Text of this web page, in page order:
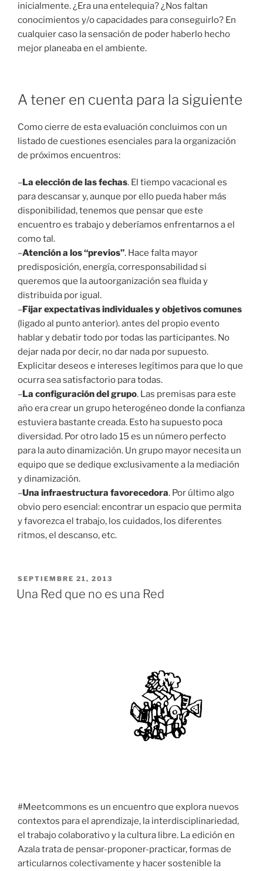
inicialmente. ¿Era una entelequia? ¿Nos faltan
conocimientos y/o capacidades para conseguirlo? En
cualquier caso la sensación de poder haberlo hecho
mejor planeaba en el ambiente.
A tener en cuenta para la siguiente
Como cierre de esta evaluación concluimos con un
listado de cuestiones esenciales para la organización
de próximos encuentros:
– La elección de las fechas. El tiempo vacacional es
para descansar y, aunque por ello pueda haber más
disponibilidad, tenemos que pensar que este
encuentro es trabajo y deberíamos enfrentarnos a el
como tal.
–Atención a los “previos”. Hace falta mayor
predisposición, energía, corresponsabilidad si
queremos que la autoorganización sea fluida y
distribuida por igual.
– Fijar expectativas individuales y objetivos comunes
(ligado al punto anterior). antes del propio evento
hablar y debatir todo por todas las participantes. No
dejar nada por decir, no dar nada por supuesto.
Explicitar deseos e intereses legítimos para que lo que
ocurra sea satisfactorio para todas.
– La configuración del grupo. Las premisas para este
año era crear un grupo heterogéneo donde la confianza
estuviera bastante creada. Esto ha supuesto poca
diversidad. Por otro lado 15 es un número perfecto
para la auto dinamización. Un grupo mayor necesita un
equipo que se dedique exclusivamente a la mediación
y dinamización.
–Una infraestructura favorecedora. Por último algo
obvio pero esencial: encontrar un espacio que permita
y favorezca el trabajo, los cuidados, los diferentes
ritmos, el descanso, etc.
PUBLICADO
EL
SEPTIEMBRE 21, 2013
Una Red que no es una Red
#Meetcommons es un encuentro que explora nuevos
contextos para el aprendizaje, la interdisciplinariedad,
el trabajo colaborativo y la cultura libre. La edición en
Azala trata de pensar-proponer-practicar, formas de
articularnos colectivamente y hacer sostenible la